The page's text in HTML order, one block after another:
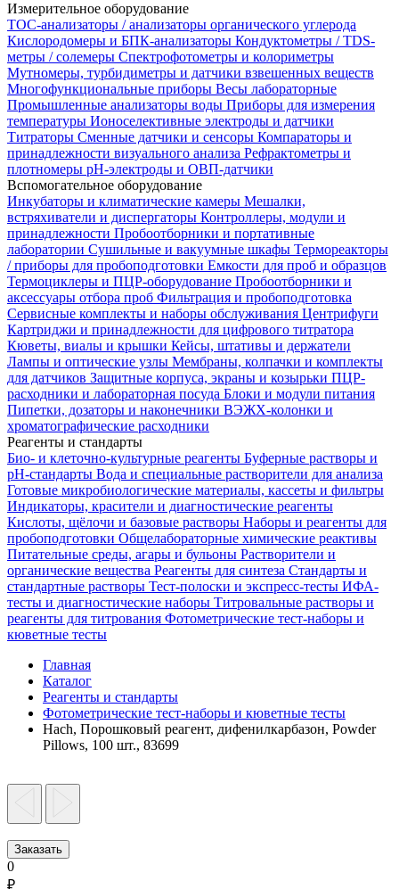
Измерительное оборудование
TOC-анализаторы / анализаторы органического углерода
Кислородомеры и БПК-анализаторы Кондуктометры / TDS-
метры / солемеры Спектрофотометры и колориметры
Мутномеры, турбидиметры и датчики взвешенных веществ
Многофункциональные приборы Весы лабораторные
Промышленные анализаторы воды Приборы для измерения
температуры Ионоселективные электроды и датчики
Титраторы Сменные датчики и сенсоры Компараторы и
принадлежности визуального анализа Рефрактометры и
плотномеры pH-электроды и ОВП-датчики
Вспомогательное оборудование
Инкубаторы и климатические камеры Мешалки,
встряхиватели и диспергаторы Контроллеры, модули и
принадлежности Пробоотборники и портативные
лаборатории Сушильные и вакуумные шкафы Термореакторы
/ приборы для пробоподготовки Емкости для проб и образцов
Термоциклеры и ПЦР-оборудование Пробоотборники и
аксессуары отбора проб Фильтрация и пробоподготовка
Сервисные комплекты и наборы обслуживания Центрифуги
Картриджи и принадлежности для цифрового титратора
Кюветы, виалы и крышки Кейсы, штативы и держатели
Лампы и оптические узлы Мембраны, колпачки и комплекты
для датчиков Защитные корпуса, экраны и козырьки ПЦР-
расходники и лабораторная посуда Блоки и модули питания
Пипетки, дозаторы и наконечники ВЭЖХ-колонки и
хроматографические расходники
Реагенты и стандарты
Био- и клеточно-культурные реагенты Буферные растворы и
pH-стандарты Вода и специальные растворители для анализа
Готовые микробиологические материалы, кассеты и фильтры
Индикаторы, красители и диагностические реагенты
Кислоты, щёлочи и базовые растворы Наборы и реагенты для
пробоподготовки Общелабораторные химические реактивы
Питательные среды, агары и бульоны Растворители и
органические вещества Реагенты для синтеза Стандарты и
стандартные растворы Тест-полоски и экспресс-тесты ИФА-
тесты и диагностические наборы Титровальные растворы и
реагенты для титрования Фотометрические тест-наборы и
кюветные тесты
Главная
Каталог
Реагенты и стандарты
Фотометрические тест-наборы и кюветные тесты
Hach, Порошковый реагент, дифенилкарбазон, Powder
Pillows, 100 шт., 83699
Заказать
0
₽